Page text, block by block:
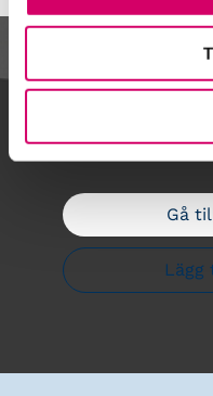
Kalendarium
Gå
Lägg